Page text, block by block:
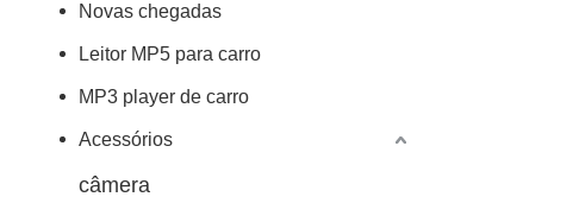
Novas chegadas
Leitor MP5 para carro
MP3 player de carro
Acessórios
câmera